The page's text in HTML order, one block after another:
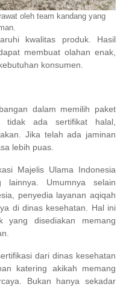
oleh team kandang yang
kwalitas produk. Hasil
membuat olahan enak,
konsumen.
dalam memilih paket
tidak ada sertifikat halal,
Jika telah ada jaminan
lebih puas.
Majelis Ulama Indonesia
lainnya. Umumnya selain
penyedia layanan aqiqah
di dinas kesehatan. Hal ini
yang disediakan memang
dari dinas kesehatan
katering akikah memang
Bukan hanya sekadar